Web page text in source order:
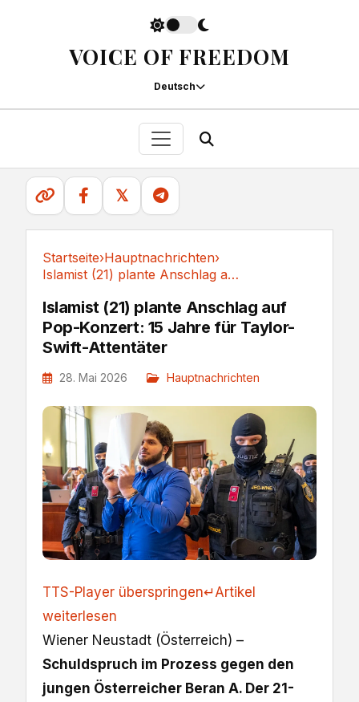
VOICE OF FREEDOM
Deutsch
𝕏
Startseite›Hauptnachrichten›
Islamist (21) plante Anschlag auf Pop-Konzert:...
Islamist (21) plante Anschlag auf
Pop-Konzert: 15 Jahre für Taylor-
Swift-Attentäter
28. Mai 2026 Hauptnachrichten
TTS-Player überspringen↵Artikel
weiterlesen
Wiener Neustadt (Österreich) –
Schuldspruch im Prozess gegen den
jungen Österreicher Beran A. Der 21-